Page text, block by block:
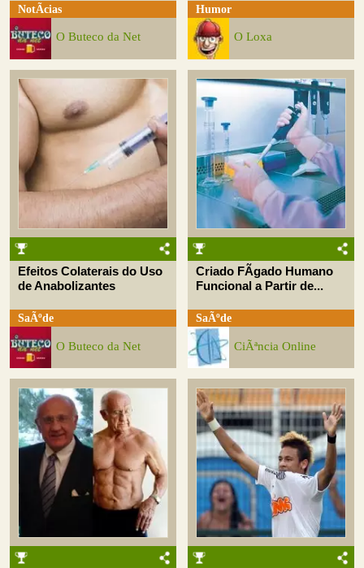
NotÃ­cias
O Buteco da Net
Humor
O Loxa
Efeitos Colaterais do Uso
de Anabolizantes
SaÃºde
O Buteco da Net
Criado FÃ­gado Humano
Funcional a Partir de...
SaÃºde
CiÃªncia Online